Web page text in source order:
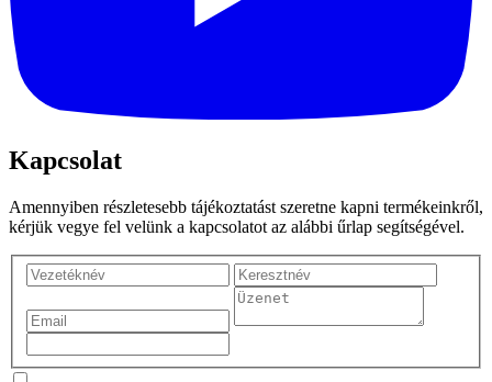
Kapcsolat
Amennyiben részletesebb tájékoztatást szeretne kapni termékeinkről,
kérjük vegye fel velünk a kapcsolatot az alábbi űrlap segítségével.